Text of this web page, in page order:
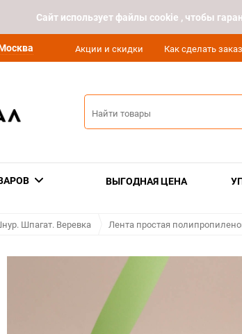
Cайт использует файлы cookie , чтобы
Акции и скидки Как сделать заказ
ВЫГОДНАЯ ЦЕНА
Шпагат. Веревка Лента простая